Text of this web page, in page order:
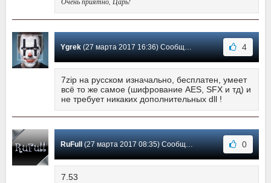
Ygrek(27 марта 2017 16:36) Сообщение #44 4
7zip на русском изначально, бесплатен, умеет
всё то же самое (шифрование AES, SFX и тд) и
не требует никаких дополнительных dll !
RuFull(27 марта 2017 08:35) Сообщение #43 0
7.53